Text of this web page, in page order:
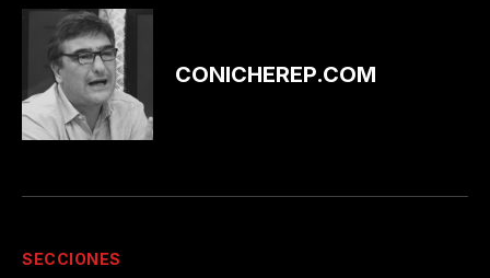
CONICHEREP.COM
SECCIONES